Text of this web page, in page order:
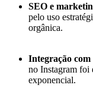
SEO e
pelo uso
orgânica.
Integração com
no Instagram foi
exponencial.